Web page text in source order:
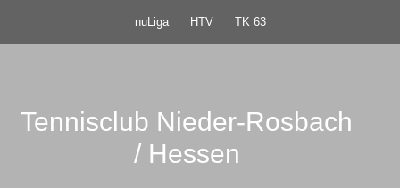
nuLiga HTV TK 63
Tennisclub Nieder-Rosbach
/ Hessen